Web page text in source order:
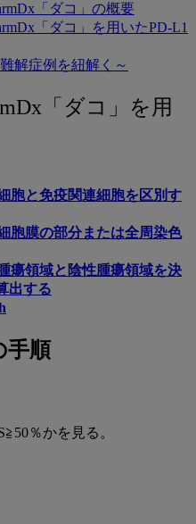
「ダコ」の概要
「ダコ」を用いたPD-L1
解症例を紐解く～
「ダコ」を用
胞と免疫関連細胞を区別す
胞膜の部分または全周染色
瘍領域と陰性腫瘍領域を決
出する
手順
％かを見る。